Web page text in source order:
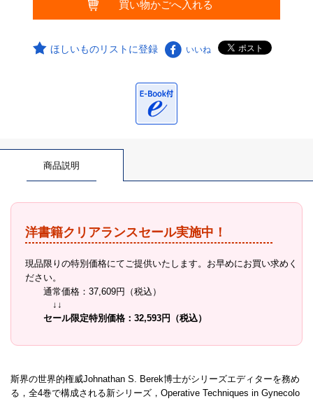
ほしいものリストに登録 いいね
商品説明
洋書籍クリアランスセール実施中！
現品限りの特別価格にてご提供いたします。お早めにお買い求めく
ださい。
通常価格：37,609円（税込）
↓↓
セール限定特別価格：32,593円（税込）
斯界の世界的権威Johnathan S. Berek博士がシリーズエディターを務め
る，全4巻で構成される新シリーズ，Operative Techniques in Gynecolo